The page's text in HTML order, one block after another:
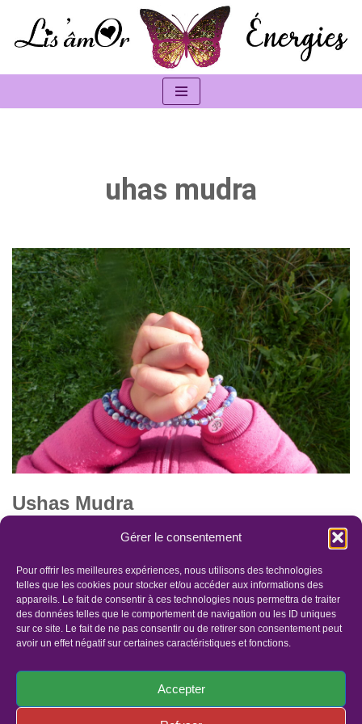
Gérer le consentement
Pour offrir les meilleures expériences, nous utilisons des technologies
telles que les cookies pour stocker et/ou accéder aux informations des
appareils. Le fait de consentir à ces technologies nous permettra de traiter
des données telles que le comportement de navigation ou les ID uniques
sur ce site. Le fait de ne pas consentir ou de retirer son consentement peut
avoir un effet négatif sur certaines caractéristiques et fonctions.
Accepter
Aller
uhas mudra
Ushas Mudra
12 décembre 2021
C’est une mudra que ma fille depuis bébé et moi même faisons
souvent. Bien souvent, Lorsque l’on souhaite quelque chose de
tout notre cœur. Ou…Lire la suite »